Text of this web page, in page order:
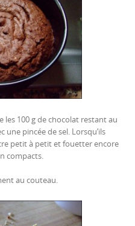
100 g de chocolat restant au
une pincée de sel. Lorsqu’ils
petit à petit et fouetter encore
compacts.
au couteau.